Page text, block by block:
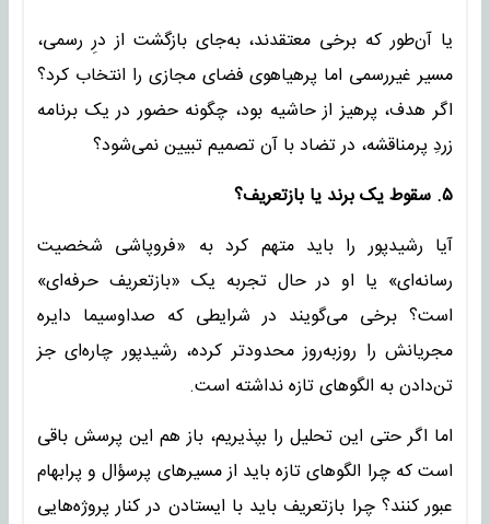
یا آن‌طور که برخی معتقدند، به‌جای بازگشت از درِ رسمی،
مسیر غیررسمی اما پرهیاهوی فضای مجازی را انتخاب کرد؟
اگر هدف، پرهیز از حاشیه بود، چگونه حضور در یک برنامه
زردِ پرمناقشه، در تضاد با آن تصمیم تبیین نمی‌شود؟
۵. سقوط یک برند یا بازتعریف؟
آیا رشیدپور را باید متهم کرد به «فروپاشی شخصیت
رسانه‌ای» یا او در حال تجربه‌ یک «بازتعریف حرفه‌ای»
است؟ برخی می‌گویند در شرایطی که صداوسیما دایره‌
مجریانش را روزبه‌روز محدودتر کرده، رشیدپور چاره‌ای جز
تن‌دادن به الگوهای تازه نداشته است.
اما اگر حتی این تحلیل را بپذیریم، باز هم این پرسش باقی
است که چرا الگوهای تازه باید از مسیرهای پرسؤال و پرابهام
عبور کنند؟ چرا بازتعریف باید با ایستادن در کنار پروژه‌هایی